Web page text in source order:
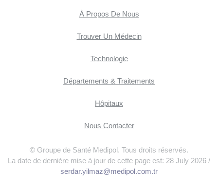
À Propos De Nous
Trouver Un Médecin
Technologie
Départements & Traitements
Hôpitaux
Nous Contacter
© Groupe de Santé Medipol. Tous droits réservés.
La date de dernière mise à jour de cette page est: 28 July 2026 /
serdar.yilmaz@medipol.com.tr